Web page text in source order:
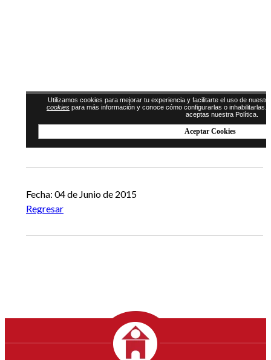
Fecha: 04 de Junio de 2015
Regresar